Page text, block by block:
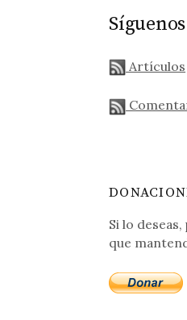
Artículos
Si lo
que